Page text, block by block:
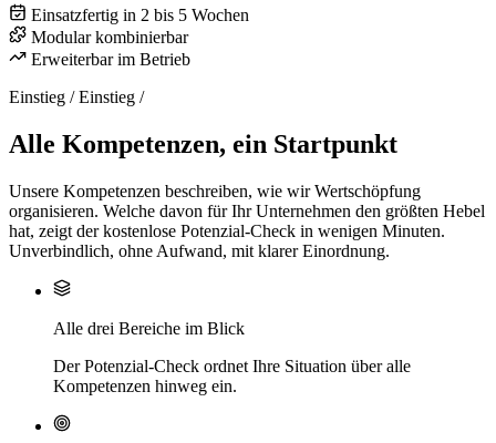
Einsatzfertig in 2 bis 5 Wochen
Modular kombinierbar
Erweiterbar im Betrieb
Einstieg / Einstieg /
Alle Kompetenzen, ein Startpunkt
Unsere Kompetenzen beschreiben, wie wir Wertschöpfung
organisieren. Welche davon für Ihr Unternehmen den größten Hebel
hat, zeigt der kostenlose Potenzial-Check in wenigen Minuten.
Unverbindlich, ohne Aufwand, mit klarer Einordnung.
Alle drei Bereiche im Blick
Der Potenzial-Check ordnet Ihre Situation über alle
Kompetenzen hinweg ein.